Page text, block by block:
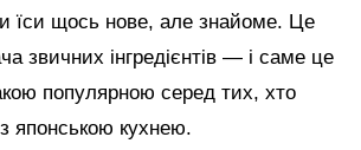
їси щось нове, але знайоме. Це
звичних інгредієнтів — і саме це
популярною серед тих, хто
японською кухнею.